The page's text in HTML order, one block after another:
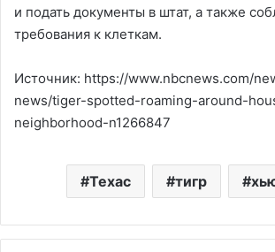
и подать документы в штат, а также
требования к клеткам.
Источник: https://www.nbcnews.com/
news/tiger-spotted-roaming-around-
neighborhood-n1266847
Техас тигр